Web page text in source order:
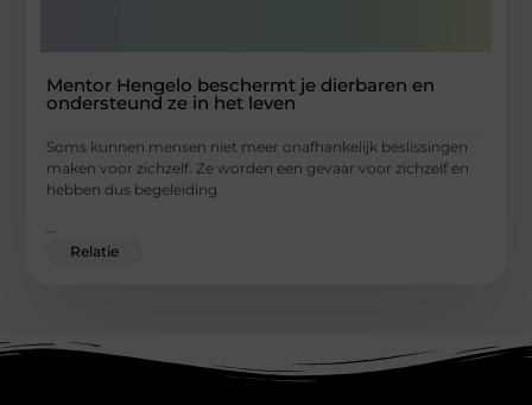
Mentor Hengelo beschermt je dierbaren en
ondersteund ze in het leven
Soms kunnen mensen niet meer onafhankelijk beslissingen
maken voor zichzelf. Ze worden een gevaar voor zichzelf en
hebben dus begeleiding
...
Relatie